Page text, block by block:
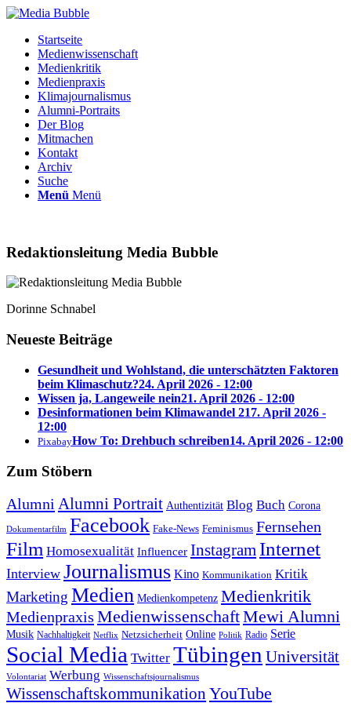
Startseite
Medienwissenschaft
Medienkritik
Medienpraxis
Klimajournalismus
Alumni-Portraits
Der Blog
Mitmachen
Kontakt
Archiv
Suche
Menü Menü
Redaktions­leitung Media Bubble
Dorinne Schnabel
Neueste Beiträge
Gesundheit und Wohlstand, die unterschätzten Faktoren
beim Klimaschutz?24. April 2026 - 12:00
Wissen ja, Langeweile nein21. April 2026 - 12:00
Desinformationen beim Klimawandel 217. April 2026 -
12:00
PixabayHow To: Drehbuch schreiben14. April 2026 - 12:00
Zum Stöbern
Alumni Alumni Portrait Authentizität Blog Buch Corona
Dokumentarfilm Facebook Fake-News Feminismus Fernsehen
Film Homosexualität Influencer Instagram Internet
Interview Journalismus Kino Kommunikation Kritik
Marketing Medien Medienkompetenz Medienkritik
Medienpraxis MedienwissenschaftMewi Alumni
Musik Nachhaltigkeit Netflix Netzsicherheit Online Politik Radio Serie
Social Media Twitter Tübingen Universität
Volontariat Werbung Wissenschaftsjournalismus
Wissenschaftskommunikation YouTube